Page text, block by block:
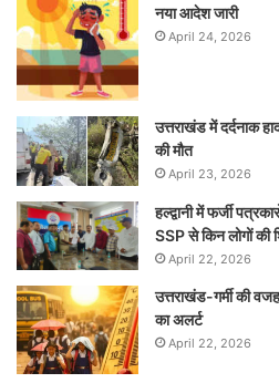
नया आदेश जारी
April 24, 2026
उत्तराखंड में दर्दनाक
की मौत
April 23, 2026
हल्द्वानी में फर्जी
SSP से किन लोगों की
April 22, 2026
उत्तराखंड-गर्मी की
का अलर्ट
April 22, 2026